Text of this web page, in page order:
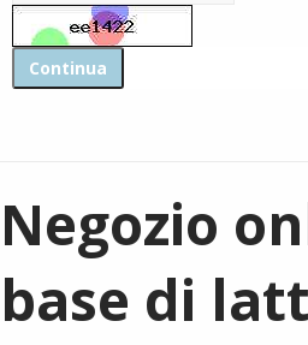
Negozio
base di